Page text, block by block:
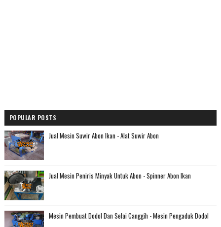
POPULAR POSTS
Jual Mesin Suwir Abon Ikan - Alat Suwir Abon
Jual Mesin Peniris Minyak Untuk Abon - Spinner Abon Ikan
Mesin Pembuat Dodol Dan Selai Canggih - Mesin Pengaduk Dodol